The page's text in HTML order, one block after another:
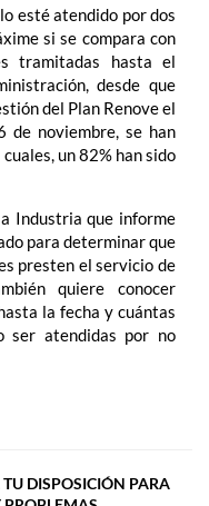
esté atendido por dos
si se compara con
tramitadas hasta el
desde que
del Plan Renove el
de noviembre, se han
un 82% han sido
Industria que informe
para determinar que
presten el servicio de
quiere conocer
la fecha y cuántas
ser atendidas por no
TU DISPOSICIÓN PARA